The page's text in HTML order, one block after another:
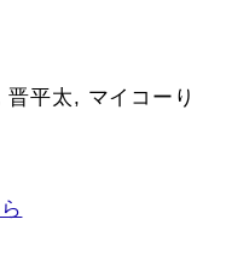
平太, マイコーり